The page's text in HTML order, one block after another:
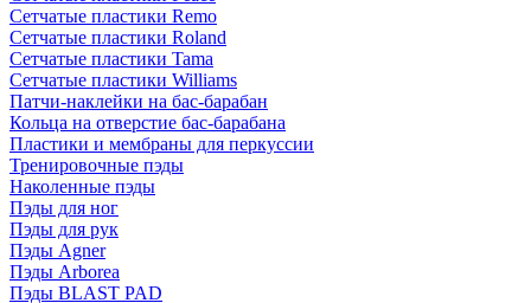
Сетчатые пластики Remo
Сетчатые пластики Roland
Сетчатые пластики Tama
Сетчатые пластики Williams
Патчи-наклейки на бас-барабан
Кольца на отверстие бас-барабана
Пластики и мембраны для перкуссии
Тренировочные пэды
Наколенные пэды
Пэды для ног
Пэды для рук
Пэды Agner
Пэды Arborea
Пэды BLAST PAD